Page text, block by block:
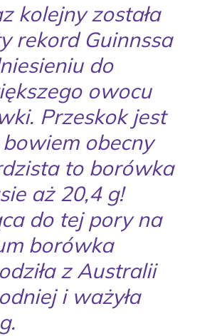
kolejny została
rekord Guinnssa
do
owocu
Przeskok jest
obecny
to borówka
aż 20,4 g!
do tej pory na
borówka
z Australii
i ważyła